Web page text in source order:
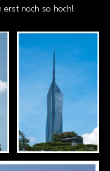
noch so hoch!